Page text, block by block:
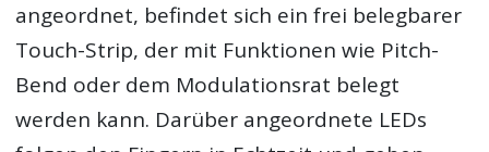
angeordnet, befindet sich ein frei belegbarer
Touch-Strip, der mit Funktionen wie Pitch-
Bend oder dem Modulationsrat belegt
werden kann. Darüber angeordnete LEDs